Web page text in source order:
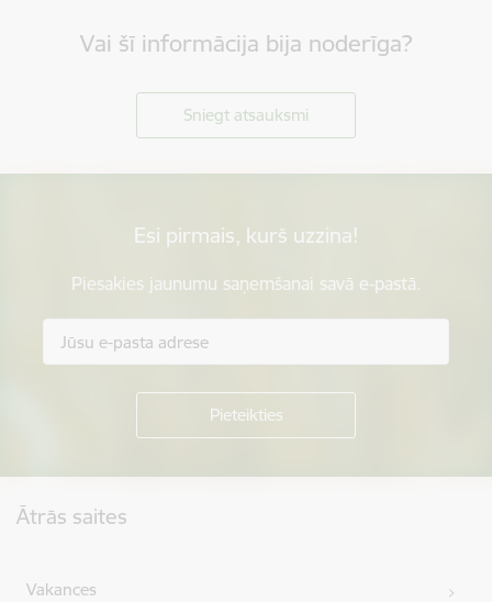
Vai šī informācija bija noderīga?
Sniegt atsauksmi
Esi pirmais, kurš uzzina!
Piesakies jaunumu saņemšanai savā e-pastā.
Ātrās saites
Vakances